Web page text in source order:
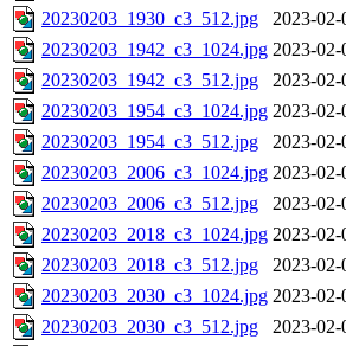
20230203_1930_c3_512.jpg
2023-02-
20230203_1942_c3_1024.jpg 2023-02-
20230203_1942_c3_512.jpg
2023-02-
20230203_1954_c3_1024.jpg 2023-02-
20230203_1954_c3_512.jpg
2023-02-
20230203_2006_c3_1024.jpg 2023-02-
20230203_2006_c3_512.jpg
2023-02-
20230203_2018_c3_1024.jpg 2023-02-
20230203_2018_c3_512.jpg
2023-02-
20230203_2030_c3_1024.jpg 2023-02-
20230203_2030_c3_512.jpg
2023-02-